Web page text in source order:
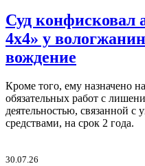
Суд конфисковал
4х4» у
вождение
Кроме того, ему назначено
обязательных работ с
деятельностью, связанной
средствами, на срок 2 года.
30.07.26